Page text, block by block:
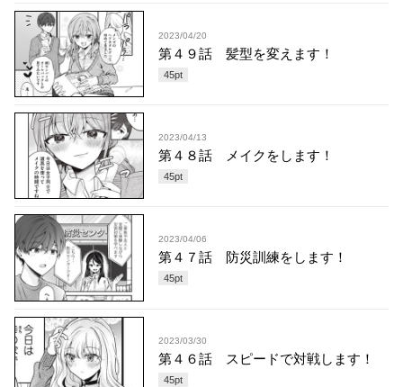
2023/04/20
第４９話 髪型を変えます！
45pt
2023/04/13
第４８話 メイクをします！
45pt
2023/04/06
第４７話 防災訓練をします！
45pt
2023/03/30
第４６話 スピードで対戦します！
45pt